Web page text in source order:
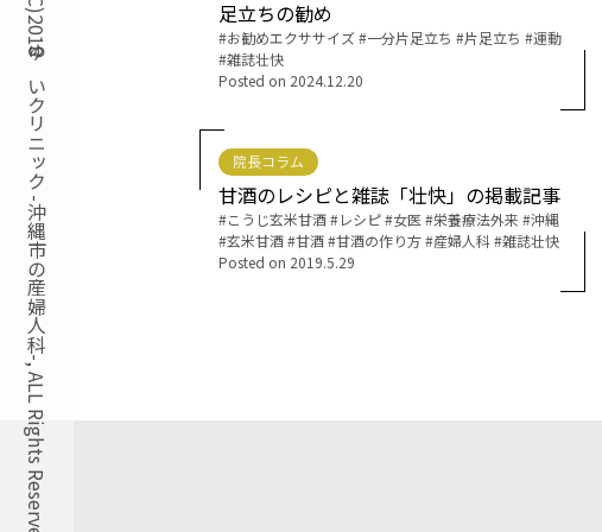
Copyright(C)2018ゆいクリニック -沖縄市の産婦人科-, ALL Rights Reserved. 足立ちの勧め
Tags:
お勧めエクササイズ 一分片足立ち 片足立ち
運動
雑誌壮快
Posted on 2024.12.20
院長コラム
甘酒のレシピと雑誌「壮快」の掲載記事
Tags:
こうじ玄米甘酒 レシピ 女医 栄養療法外来
沖縄
玄米甘酒 甘酒 甘酒の作り方 産婦人科 雑誌壮快
Posted on 2019.5.29